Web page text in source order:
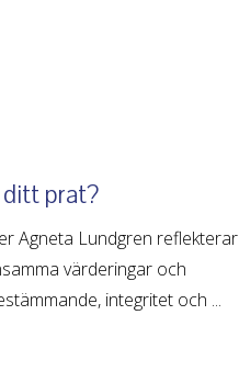
prat?
Agneta Lundgren reflekterar
värderingar och
integritet och ...